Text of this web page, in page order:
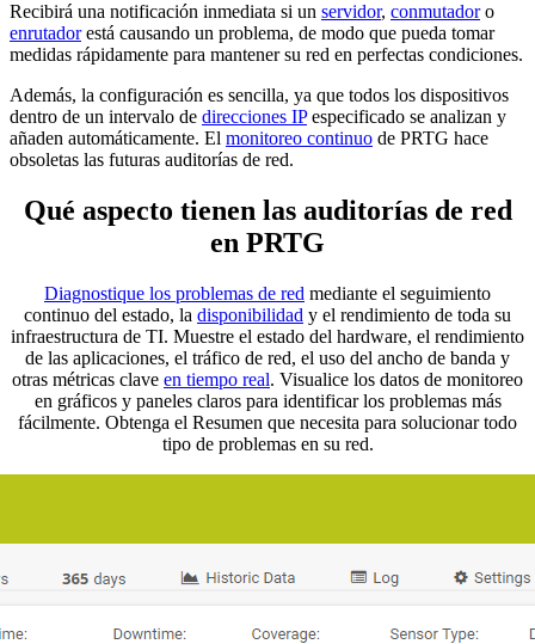
Recibirá una notificación inmediata si un servidor, conmutadoro
enrutadorestá causando un problema, de modo que pueda tomar
medidas rápidamente para mantener su red en perfectas condiciones.
Además, la configuración es sencilla, ya que todos los dispositivos
dentro de un intervalo de direcciones IPespecificado se analizan y
añaden automáticamente. El monitoreo continuo de PRTG hace
obsoletas las futuras auditorías de red.
Qué aspecto tienen las auditorías de red
en PRTG
Diagnostique los problemas de red mediante el seguimiento
continuo del estado, la disponibilidad y el rendimiento de toda su
infraestructura de TI. Muestre el estado del hardware, el rendimiento
de las aplicaciones, el tráfico de red, el uso del ancho de banda y
otras métricas clave en tiempo real. Visualice los datos de monitoreo
en gráficos y paneles claros para identificar los problemas más
fácilmente. Obtenga el Resumen que necesita para solucionar todo
tipo de problemas en su red.